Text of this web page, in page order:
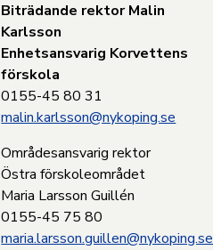
Biträdande rektor Malin
Karlsson
Enhetsansvarig Korvettens
förskola
0155-45 80 31
malin.karlsson@nykoping.se
Områdesansvarig rektor
Östra förskoleområdet
Maria Larsson Guillén
0155-45 75 80
maria.larsson.guillen@nykoping.se